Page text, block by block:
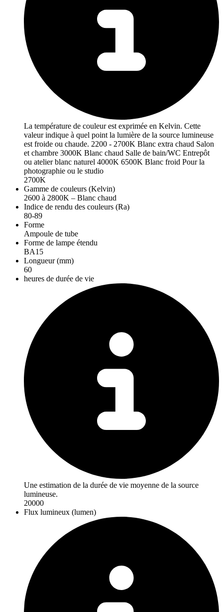
La température de couleur est exprimée en Kelvin. Cette
valeur indique à quel point la lumière de la source lumineuse
est froide ou chaude. 2200 - 2700K Blanc extra chaud Salon
et chambre 3000K Blanc chaud Salle de bain/WC Entrepôt
ou atelier blanc naturel 4000K 6500K Blanc froid Pour la
photographie ou le studio
2700K
Gamme de couleurs (Kelvin)
2600 à 2800K – Blanc chaud
Indice de rendu des couleurs (Ra)
80-89
Forme
Ampoule de tube
Forme de lampe étendu
BA15
Longueur (mm)
60
heures de durée de vie
Une estimation de la durée de vie moyenne de la source
lumineuse.
20000
Flux lumineux (lumen)